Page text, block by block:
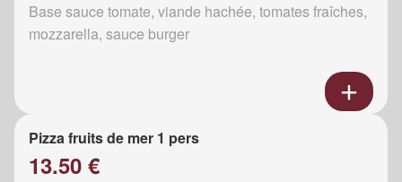
Base sauce tomate, viande hachée, tomates fraîches,
mozzarella, sauce burger
Pizza fruits de mer 1 pers
13.50 €